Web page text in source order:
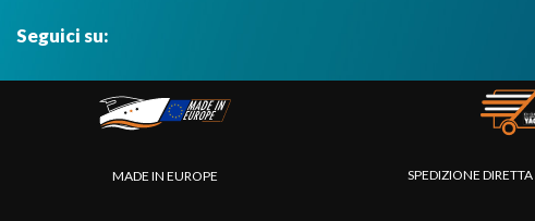
Seguici su:
MADE IN EUROPE SPEDIZIONE